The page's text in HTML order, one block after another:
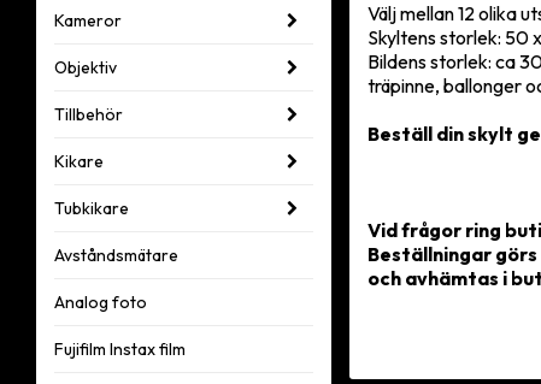
Kameror
Objektiv
Tillbehör
Kikare
Tubkikare
Avståndsmätare
Analog foto
Fujifilm Instax film
Välj mellan 12 olika
Skyltens storlek: 50
Bildens storlek: ca
träpinne, ballonger
Beställ din skylt
Vid frågor ring
Beställningar
och avhämtas i